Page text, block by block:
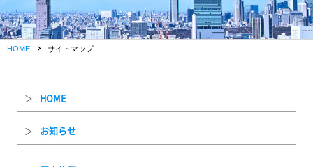
HOME サイトマップ
HOME
お知らせ